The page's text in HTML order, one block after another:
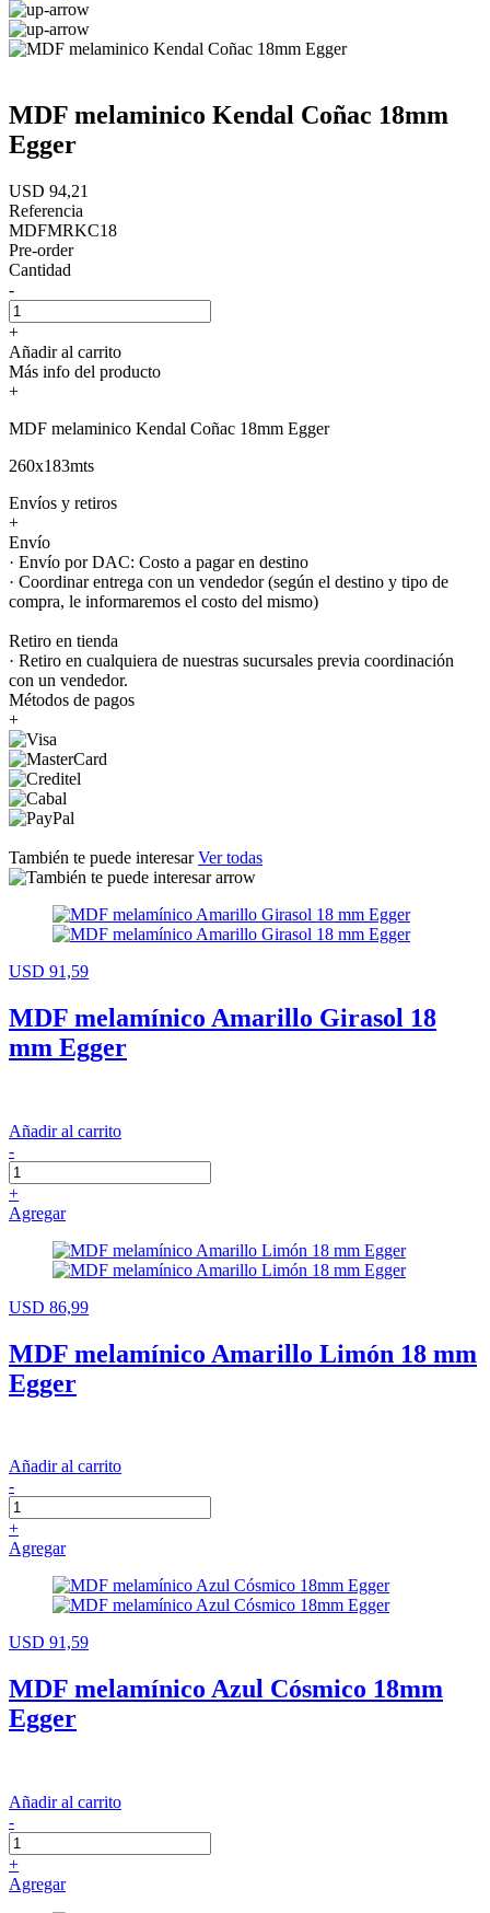
MDF melaminico Kendal Coñac 18mm
Egger
USD 94,21
Referencia
MDFMRKC18
Pre-order
Cantidad
-
+
Añadir al carrito
Más info del producto
+
MDF melaminico Kendal Coñac 18mm Egger
260x183mts
Envíos y retiros
+
Envío
· Envío por DAC: Costo a pagar en destino
· Coordinar entrega con un vendedor (según el destino y tipo de
compra, le informaremos el costo del mismo)
Retiro en tienda
· Retiro en cualquiera de nuestras sucursales previa coordinación
con un vendedor.
Métodos de pagos
+
También te puede interesarVer todas
USD 91,59
MDF melamínico Amarillo Girasol 18
mm Egger
Añadir al carrito
-
+
Agregar
USD 86,99
MDF melamínico Amarillo Limón 18 mm
Egger
Añadir al carrito
-
+
Agregar
USD 91,59
MDF melamínico Azul Cósmico 18mm
Egger
Añadir al carrito
-
+
Agregar